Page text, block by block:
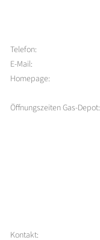
Telefon:
E-Mail:
Homepage:
Öffnungszeiten Gas-Depot:
Kontakt: